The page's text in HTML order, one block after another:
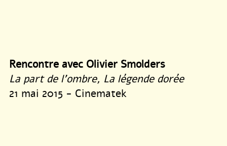
Rencontre avec Olivier Smolders
La part de l’ombre, La légende dorée
21 mai 2015 - Cinematek